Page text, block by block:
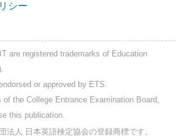
シー
are registered trademarks of Education
or approved by ETS.
of the College Entrance Examination Board,
this publication.
法人 日本英語検定協会の登録商標です。